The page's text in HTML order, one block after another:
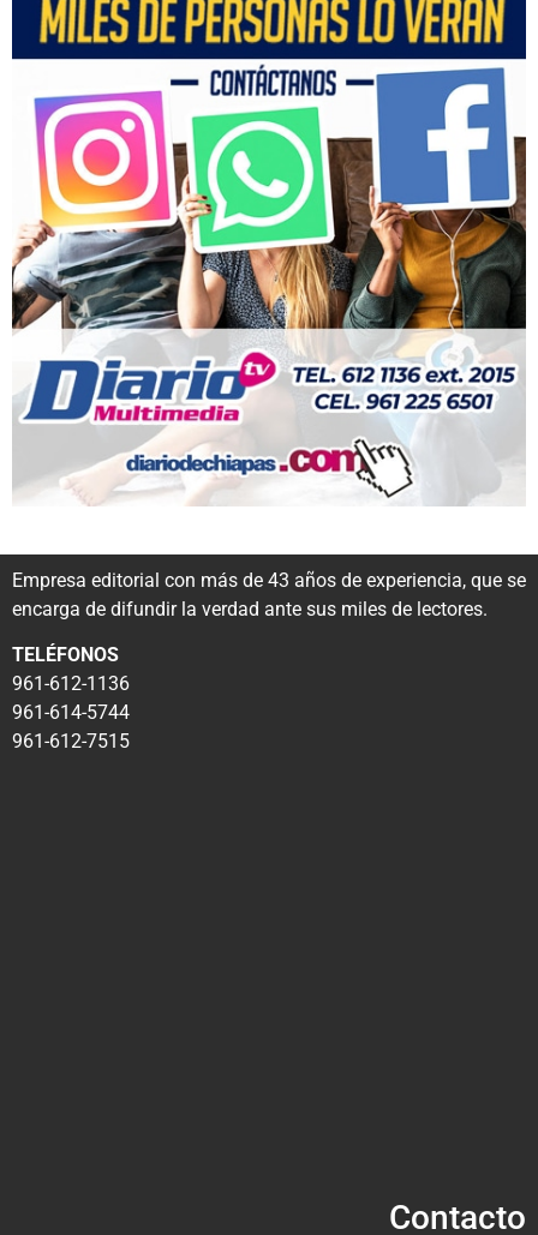
Empresa editorial con más de 43 años de experiencia, que se
encarga de difundir la verdad ante sus miles de lectores.
TELÉFONOS
961-612-1136
961-614-5744
961-612-7515
Contacto